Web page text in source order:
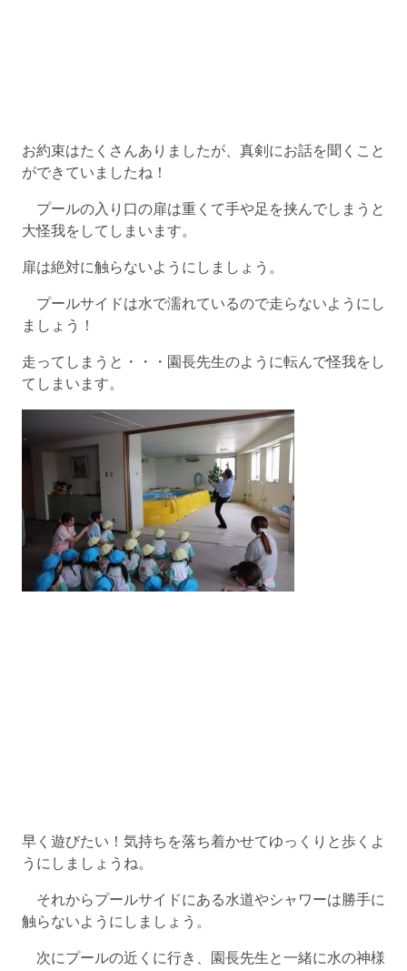
お約束はたくさんありましたが、真剣にお話を聞くこと
ができていましたね！
プールの入り口の扉は重くて手や足を挟んでしまうと
大怪我をしてしまいます。
扉は絶対に触らないようにしましょう。
プールサイドは水で濡れているので走らないようにし
ましょう！
走ってしまうと・・・園長先生のように転んで怪我をし
てしまいます。
早く遊びたい！気持ちを落ち着かせてゆっくりと歩くよ
うにしましょうね。
それからプールサイドにある水道やシャワーは勝手に
触らないようにしましょう。
次にプールの近くに行き、園長先生と一緒に水の神様